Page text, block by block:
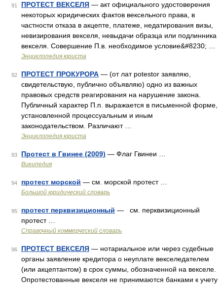
91 ПРОТЕСТ ВЕКСЕЛЯ — акт официального удостоверения
некоторых юридических фактов вексельного права, в
частности отказа в акцепте, платеже, недатирования визы,
невизирования векселя, невыдачи образца или подлинника
векселя. Совершение П.в. необходимое условие&#8230; …
Энциклопедия юриста
92 ПРОТЕСТ ПРОКУРОРА — (от лат potestor заявляю,
свидетельствую, публично объявляю) одно из важных
правовых средств реагирования на нарушение закона.
Публичный характер П.п. выражается в письменной форме,
установленной процессуальным и иным
законодательством. Различают …
Энциклопедия юриста
93 Протест в Гвинее (2009) — Флаг Гвинеи …
Википедия
94 протест морской — см. морской протест …
Большой юридический словарь
95 протест перквизиционный — см. перквизиционный
протест …
Справочный коммерческий словарь
96 ПРОТЕСТ ВЕКСЕЛЯ — нотариальное или через судебные
органы заявление кредитора о неуплате векселедателем
(или акцептантом) в срок суммы, обозначенной на векселе.
Опротестованные векселя не принимаются банками к учету